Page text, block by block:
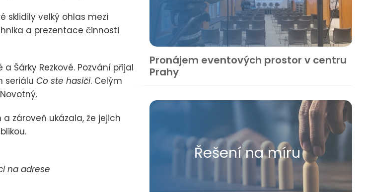
sklidily velký ohlas mezi
a prezentace činnosti
Šárky Rezkové. Pozvání přijal
seriálu Co ste hasiči. Celým
zároveň ukázala, že jejich
na adrese
Pronájem eventových prostor v centru
Prahy
Řešení na míru